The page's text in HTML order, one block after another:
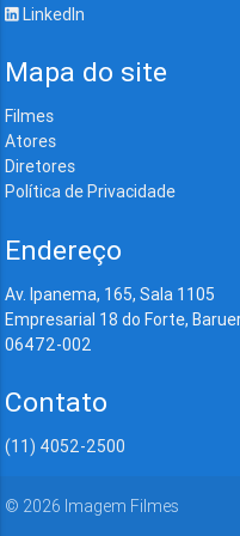
LinkedIn
Mapa do site
Filmes
Atores
Diretores
Política de Privacidade
Endereço
Av. Ipanema, 165, Sala 1105
Empresarial 18 do Forte,
06472-002
Contato
(11) 4052-2500
© 2026 Imagem Filmes